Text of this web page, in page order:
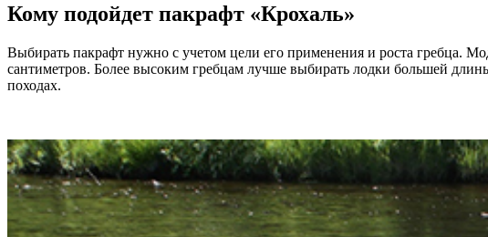
Кому подойдет пакрафт «Крохаль»
Выбирать пакрафт нужно с учетом цели его применения и роста гребца.
сантиметров. Более высоким гребцам лучше выбирать лодки большей
походах.